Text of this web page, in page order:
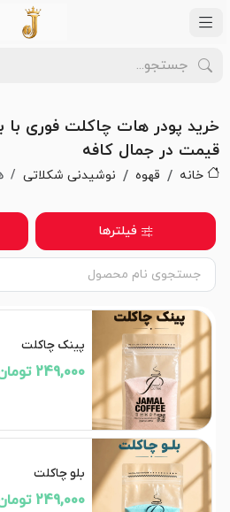
خرید پودر هات چاکلت فوری با
قیمت در جمال کافه
خانه قهوه نوشیدنی شکلاتی
فیلترها
پینک چاکلت
249,000 تومان
بلو چاکلت
249,000 تومان